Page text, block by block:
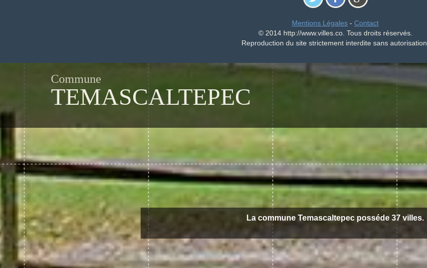
Mentions Légales - Contact
© 2014 http://www.villes.co. Tous droits réservés.
Reproduction du site strictement interdite sans autorisation.
Commune
TEMASCALTEPEC
La commune Temascaltepec posséde 37 villes.